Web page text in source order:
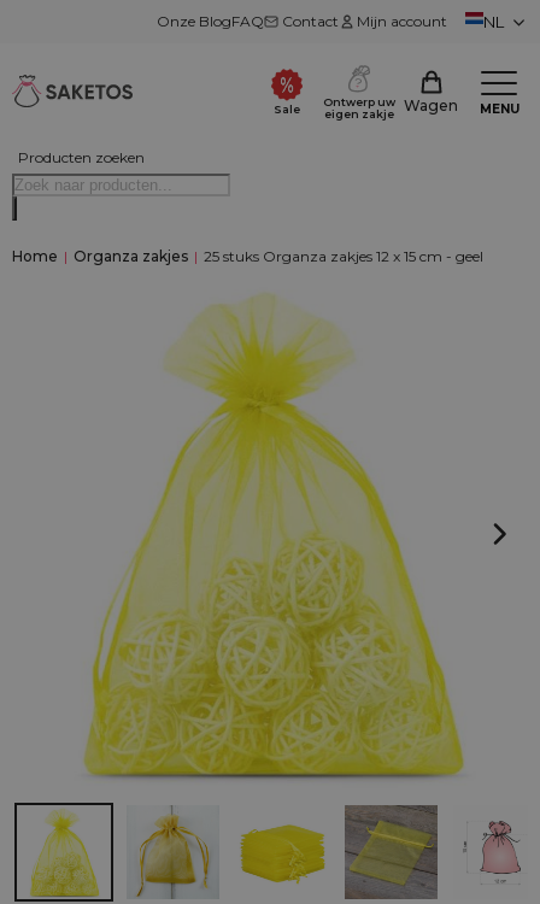
Onze BlogFAQ Contact Mijn account NL
Producten zoeken
Sale
Ontwerp uw
eigen zakje
Wagen MENU
Home | Organza zakjes | 25 stuks Organza zakjes 12 x 15 cm - geel